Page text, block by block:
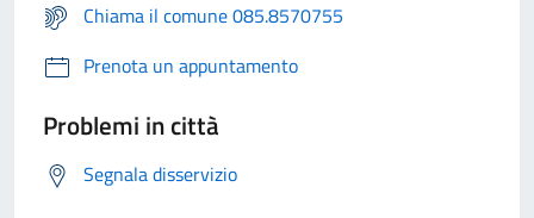
Chiama il comune 085.8570755
Prenota un appuntamento
Problemi in città
Segnala disservizio